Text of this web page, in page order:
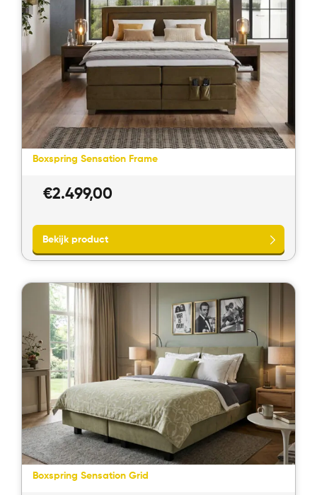
Boxspring Sensation Frame
€2.499,00
Bekijk product
Boxspring Sensation Grid